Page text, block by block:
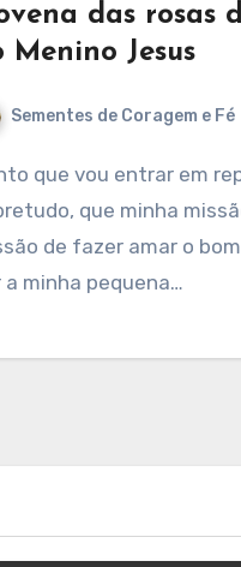
das rosas
Menino Jesus
Sementes de Coragem e Fé
que minha
de fazer amar o
a minha pequena…